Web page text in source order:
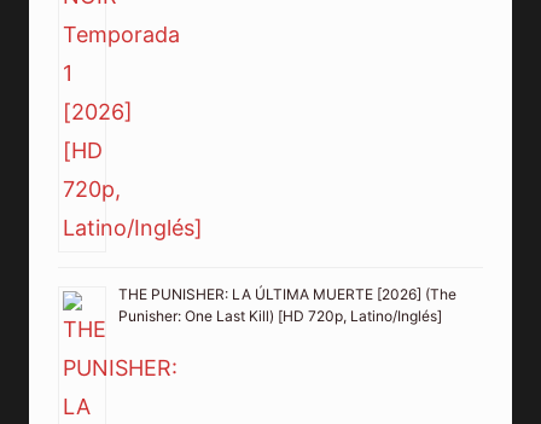
THE PUNISHER: LA ÚLTIMA MUERTE [2026] (The
Punisher: One Last Kill) [HD 720p, Latino/Inglés]